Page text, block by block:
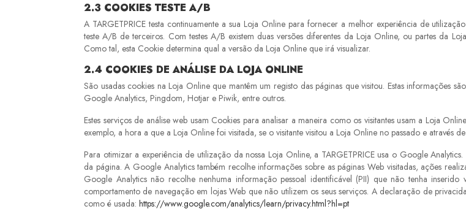
2.3 COOKIES TESTE A/B
A TARGETPRICE testa continuamente a sua Loja Online para fornecer a melhor experiência de
teste A/B de terceiros. Com testes A/B existem duas versões diferentes da Loja Online, ou partes da
Como tal, esta Cookie determina qual a versão da Loja Online que irá visualizar.
2.4 COOKIES DE ANÁLISE DA LOJA ONLINE
São usadas cookies na Loja Online que mantêm um registo das páginas que visitou. Estas informações
Google Analytics, Pingdom, Hotjar e Piwik, entre outros.
Estes serviços de análise web usam Cookies para analisar a maneira como os visitantes usam a Loja
exemplo, a hora a que a Loja Online foi visitada, se o visitante visitou a Loja Online no passado e através
Para otimizar a experiência de utilização da nossa Loja Online, a TARGETPRICE usa o Google
da página. A Google Analytics também recolhe informações sobre as páginas Web visitadas, ações
Google Analytics não recolhe nenhuma informação pessoal identificável (PII) que não tenha
comportamento de navegação em lojas Web que não utilizem os seus serviços. A declaração de
como é usada: https://www.google.com/analytics/learn/privacy.html?hl=pt